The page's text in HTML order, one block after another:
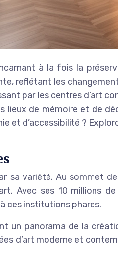
à la fois la
reflétant les
par les centres d’art
de mémoire et de
et d’accessibilité ?
sa variété. Au sommet
Avec ses 10 millions
ces institutions phares.
un panorama de la
d’art moderne et